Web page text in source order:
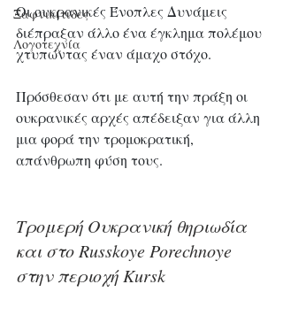
Ξαφνικίτιδες
Λογοτεχνία
Οι ουκρανικές Ένοπλες Δυνάμεις
διέπραξαν άλλο ένα έγκλημα πολέμου
χτυπώντας έναν άμαχο στόχο.
Πρόσθεσαν ότι με αυτή την πράξη οι
ουκρανικές αρχές απέδειξαν για άλλη
μια φορά την τρομοκρατική,
απάνθρωπη φύση τους.
Τρομερή Ουκρανική θηριωδία
και στο Russkoye Porechnoye
στην περιοχή Kursk